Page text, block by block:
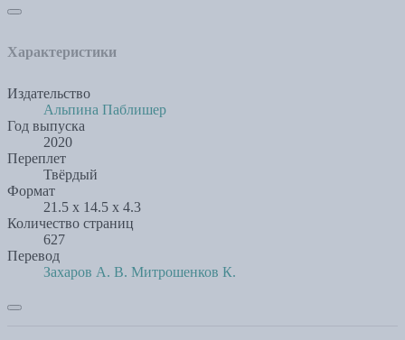
Характеристики
Издательство
Альпина Паблишер
Год выпуска
2020
Переплет
Твёрдый
Формат
21.5 x 14.5 x 4.3
Количество страниц
627
Перевод
Захаров А. В. Митрошенков К.